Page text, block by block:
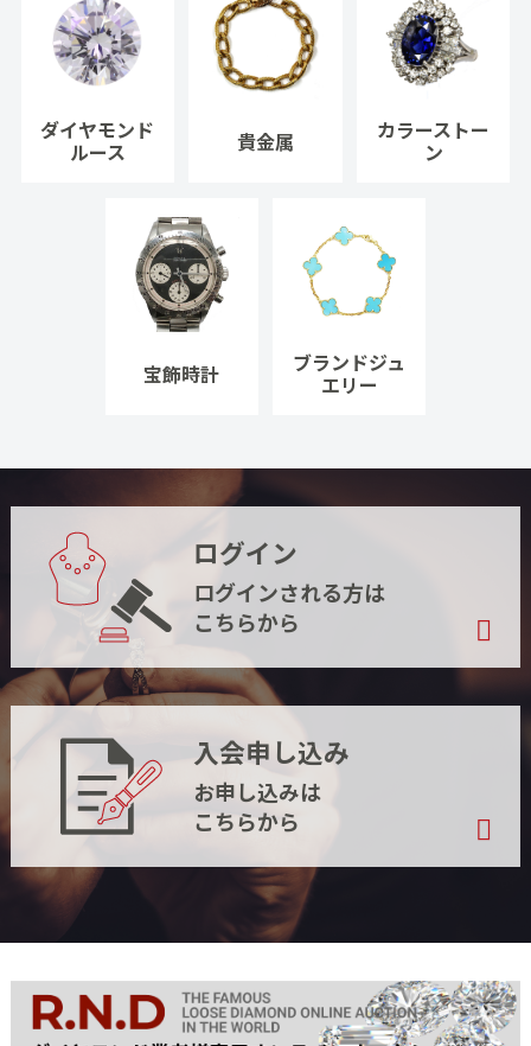
ダイヤモンド
ルース 貴金属 カラーストー
ン
宝飾時計 ブランドジュ
エリー
ログイン
ログインされる方は
こちらから
入会申し込み
お申し込みは
こちらから